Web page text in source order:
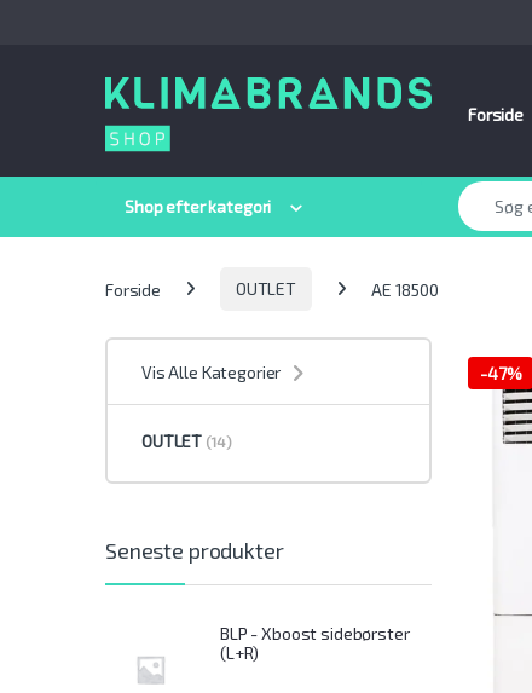
Forside
Shop efter kategori
Søge efter:
Forside OUTLET AE 18500
-47%
Vis Alle Kategorier
OUTLET (14)
Seneste produkter
BLP - Xboost sidebørster
(L+R)